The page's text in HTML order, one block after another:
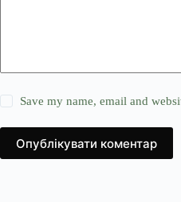
Save my name, email and
Опублікувати коментар